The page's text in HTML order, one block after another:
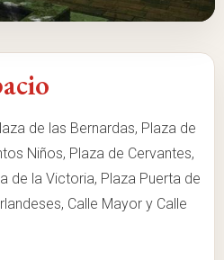
de las Bernardas, Plaza de
Niños, Plaza de Cervantes,
de la Victoria, Plaza Puerta de
Calle Mayor y Calle